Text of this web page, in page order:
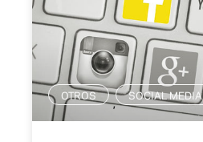
OTROS , SOCIAL MEDIA